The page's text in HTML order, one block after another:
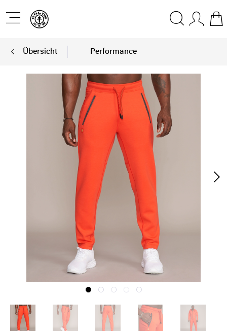
Übersicht Performance